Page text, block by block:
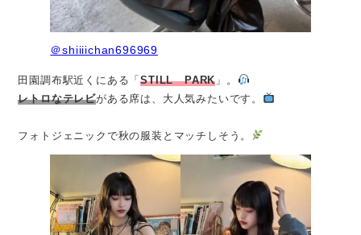
＠shiiiichan696969
田園調布駅近くにある「STILL PARK 」。
レトロなテレビがある席は、大人気みたいです。
フォトジェニックで秋の服装とマッチしそう。